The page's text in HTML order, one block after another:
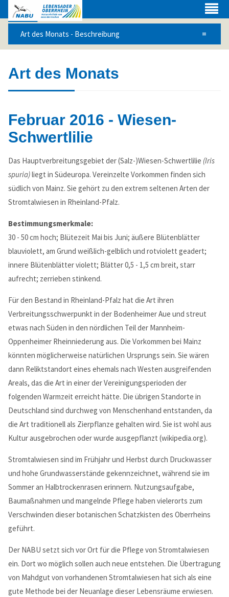
Art des Monats
Februar 2016 - Wiesen-
Schwertlilie
Das Hauptverbreitungsgebiet der (Salz-)Wiesen-Schwertlilie (Iris
spuria)liegt in Südeuropa. Vereinzelte Vorkommen finden sich
südlich von Mainz. Sie gehört zu den extrem seltenen Arten der
Stromtalwiesen in Rheinland-Pfalz.
Bestimmungsmerkmale:
30 - 50 cm hoch; Blütezeit Mai bis Juni; äußere Blütenblätter
blauviolett, am Grund weißlich-gelblich und rotviolett geadert;
innere Blütenblätter violett; Blätter 0,5 - 1,5 cm breit, starr
aufrecht; zerrieben stinkend.
Für den Bestand in Rheinland-Pfalz hat die Art ihren
Verbreitungsschwerpunkt in der Bodenheimer Aue und streut
etwas nach Süden in den nördlichen Teil der Mannheim-
Oppenheimer Rheinniederung aus. Die Vorkommen bei Mainz
könnten möglicherweise natürlichen Ursprungs sein. Sie wären
dann Reliktstandort eines ehemals nach Westen ausgreifenden
Areals, das die Art in einer der Vereinigungsperioden der
folgenden Warmzeit erreicht hätte. Die übrigen Standorte in
Deutschland sind durchweg von Menschenhand entstanden, da
die Art traditionell als Zierpflanze gehalten wird. Sie ist wohl aus
Kultur ausgebrochen oder wurde ausgepflanzt (wikipedia.org).
Stromtalwiesen sind im Frühjahr und Herbst durch Druckwasser
und hohe Grundwasserstände gekennzeichnet, während sie im
Sommer an Halbtrockenrasen erinnern. Nutzungsaufgabe,
Baumaßnahmen und mangelnde Pflege haben vielerorts zum
Verschwinden dieser botanischen Schatzkisten des Oberrheins
geführt.
Der NABU setzt sich vor Ort für die Pflege von Stromtalwiesen
ein. Dort wo möglich sollen auch neue entstehen. Die Übertragung
von Mahdgut von vorhandenen Stromtalwiesen hat sich als eine
gute Methode bei der Neuanlage dieser Lebensräume erwiesen.
Web Projects
Lorem ipsum dolor sit amet, consectetuer adipiscing elit.
MEHR INFOS
Good Service
Lorem ipsum dolor sit amet, consectetuer adipiscing elit.
Aenean commodo ligula eget dolor.
MEHR INFOS
Modern & Simple